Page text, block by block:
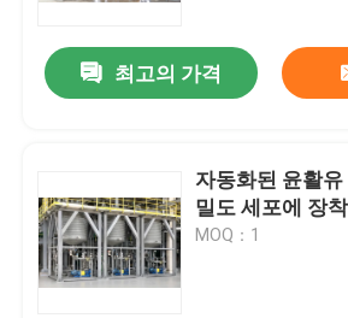
최고의 가격
자동화된 윤활
밀도 세포에 장
MOQ：1